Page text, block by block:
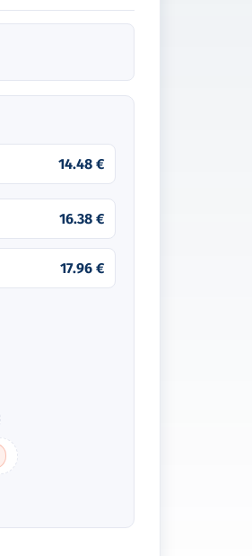
14.48 €
16.38 €
17.96 €